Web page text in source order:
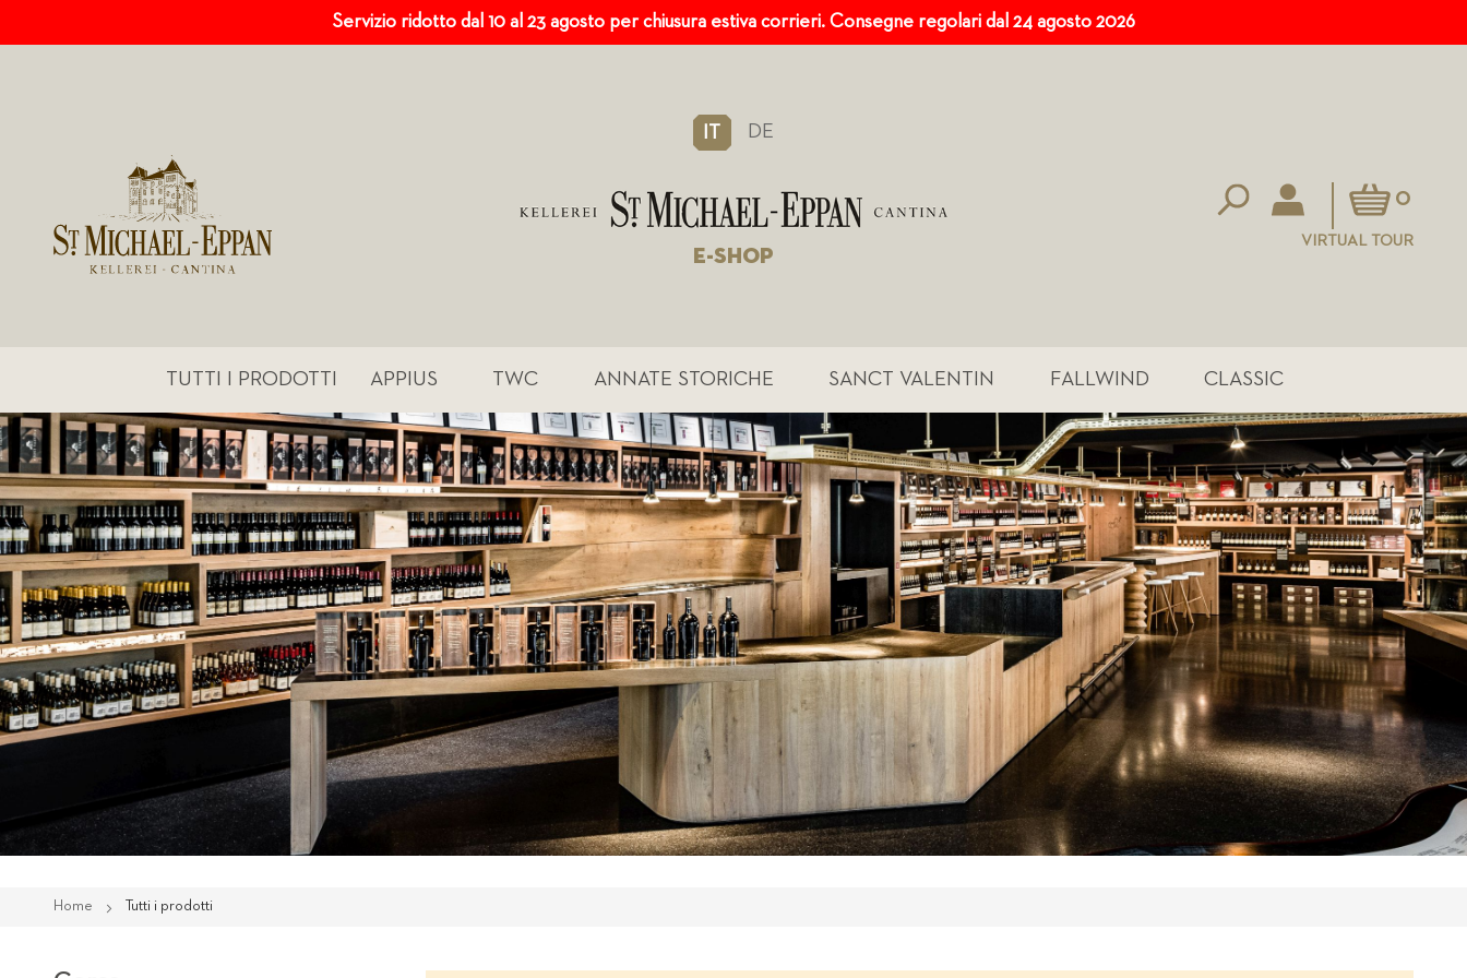
Servizio ridotto dal 10 al 23 agosto per chiusura estiva corrieri. Consegne regolari dal 24 agosto 2026
IT DE
E-SHOP
Carrello0
VIRTUAL TOUR
TUTTI I PRODOTTI APPIUS TWC ANNATE STORICHE SANCT VALENTIN FALLWIND CLASSIC
Home Tutti i prodotti